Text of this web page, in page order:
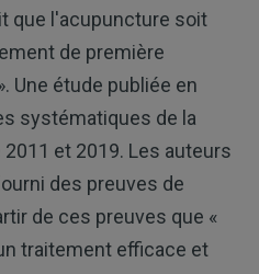
que l'acupuncture soit
de première
Une étude publiée en
systématiques de la
et 2019. Les auteurs
des preuves de
de ces preuves que «
traitement efficace et